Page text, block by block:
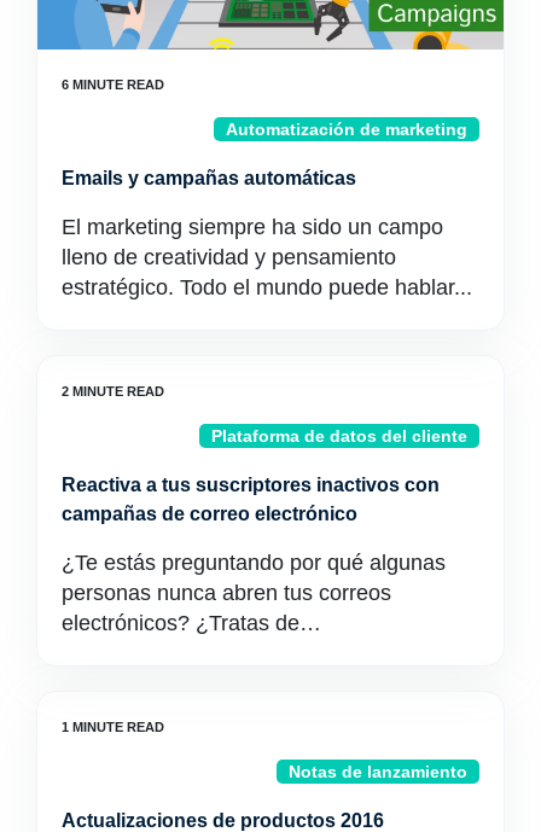
Automatización de marketing
Emails y campañas automáticas
El marketing siempre ha sido un campo
lleno de creatividad y pensamiento
estratégico. Todo el mundo puede hablar...
Plataforma de datos del cliente
Reactiva a tus suscriptores inactivos con
campañas de correo electrónico
¿Te estás preguntando por qué algunas
personas nunca abren tus correos
electrónicos? ¿Tratas de…
Notas de lanzamiento
Actualizaciones de productos 2016